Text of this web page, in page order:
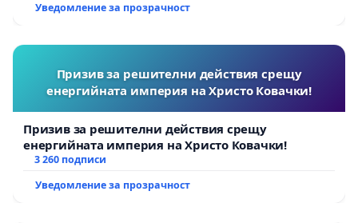
Уведомление за прозрачност
Призив за решителни действия срещу
енергийната империя на Христо Ковачки!
Призив за решителни действия срещу
енергийната империя на Христо Ковачки!
3 260 подписи
Уведомление за прозрачност